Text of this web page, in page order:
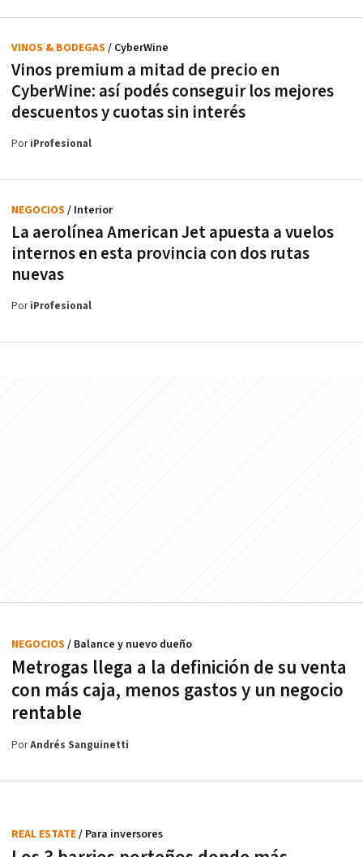
Vinos premium a mitad de precio en
CyberWine: así podés conseguir los mejores
descuentos y cuotas sin interés
VINOS & BODEGAS / CyberWine
PoriProfesional
La aerolínea American Jet apuesta a vuelos
internos en esta provincia con dos rutas
nuevas
NEGOCIOS / Interior
PoriProfesional
Metrogas llega a la definición de su venta
con más caja, menos gastos y un negocio
rentable
NEGOCIOS / Balance y nuevo dueño
PorAndrés Sanguinetti
REAL ESTATE/ Para inversores